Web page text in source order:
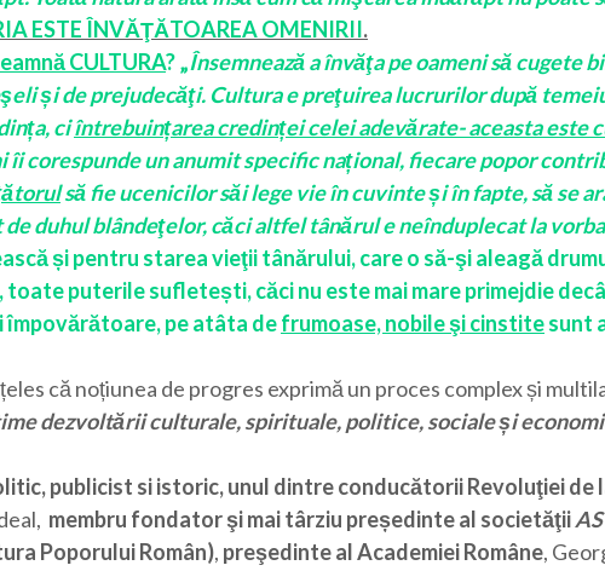
ESTE ÎNVĂŢĂTOAREA OMENIRII.
CULTURA? „Însemnează a învăţa pe oameni să cugete
și de prejudecăţi. Cultura e preţuirea lucrurilor după
ciîntrebuințarea credinței celei adevărate- aceasta este
îi corespunde un anumit specific național, fiecare popor
să fie ucenicilor săi lege vie în cuvinte și în fapte, să se
duhul blândeţelor, căci altfel tânărul e neînduplecat la
și pentru starea vieţii tânărului, care o să-şi aleagă
toate puterile sufletești, căci nu este mai mare primejdie
împovărătoare, pe atâta defrumoase, nobile şi cinstitesunt
că noțiunea de progres exprimă un proces complex și
dezvoltării culturale, spirituale, politice, sociale și
publicist si istoric, unul dintre conducătorii Revoluţiei de
membru fondator şi mai târziu președinte al societăţii
Poporului Român), preşedinte al Academiei Române,